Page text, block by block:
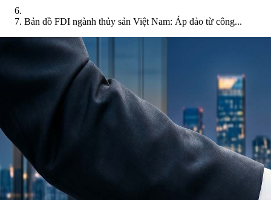
Bản đồ FDI ngành thủy sản Việt Nam: Áp đảo từ công...